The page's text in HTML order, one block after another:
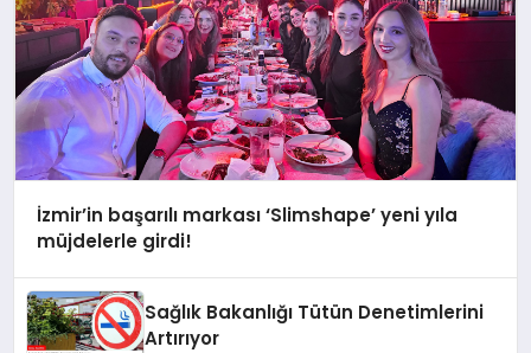
İzmir’in başarılı markası ‘Slimshape’ yeni yıla
müjdelerle girdi!
Sağlık Bakanlığı Tütün Denetimlerini
Artırıyor